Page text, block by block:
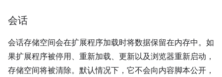
会话
会话存储空间会在扩展程序加载时将数据保留在内存中。如
果扩展程序被停用、重新加载、更新以及浏览器重新启动，
存储空间将被清除。默认情况下，它不会向内容脚本公开，